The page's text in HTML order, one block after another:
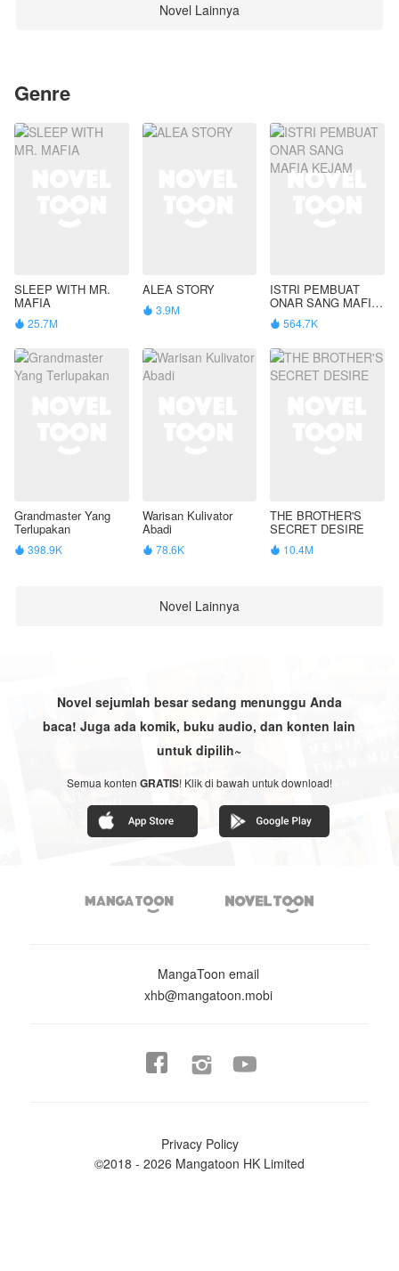
Novel Lainnya
Genre
SLEEP WITH MR.
MAFIA
 25.7M
ALEA STORY
 3.9M
ISTRI PEMBUAT
ONAR SANG MAFIA
KEJAM
 564.7K
Grandmaster Yang
Terlupakan
 398.9K
Warisan Kulivator
Abadi
 78.6K
THE BROTHER'S
SECRET DESIRE
 10.4M
Novel Lainnya
Novel sejumlah besar sedang menunggu Anda
baca! Juga ada komik, buku audio, dan konten lain
untuk dipilih~
Semua konten GRATIS! Klik di bawah untuk download!
 
MangaToon email
xhb@mangatoon.mobi
 
Privacy Policy
©2018 - 2026 Mangatoon HK Limited